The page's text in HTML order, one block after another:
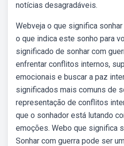
notícias desagradáveis.
Webveja o que significa
o que indica este sonho para
significado de sonhar com
enfrentar conflitos internos,
emocionais e buscar a paz
significados mais comuns de
representação de conflitos
que o sonhador está lutando
emoções. Webo que significa
Sonhar com guerra pode ser